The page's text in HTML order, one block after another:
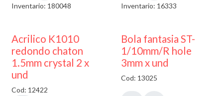
Inventario: 180048 Inventario: 16333
50% DESCUENTO
Acrilico K1010
redondo chaton
1.5mm crystal 2 x
und
Cod: 12422
Bola fantasia ST-
1/10mm/R hole
3mm x und
Cod: 13025